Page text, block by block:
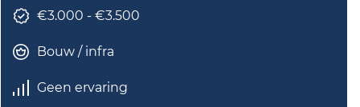
€3.000 - €3.500
Bouw / infra
Geen ervaring